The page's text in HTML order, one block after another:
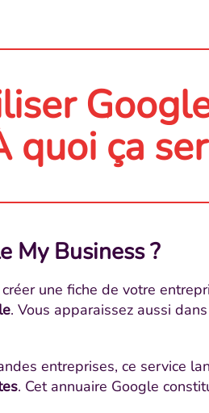
quoi ça
My Business ?
une fiche de votre
. Vous apparaissez aussi
entreprises, ce service
. Cet annuaire Google